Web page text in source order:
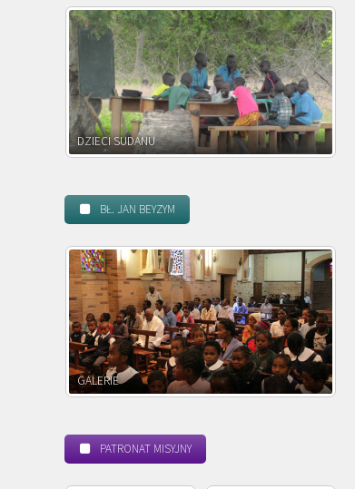
DZIECI ZAMBII
BŁ. JAN BEYZYM
POWOŁANIE MISYJNE
PATRONAT MISYJNY